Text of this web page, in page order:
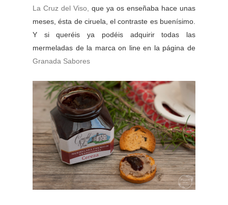
La Cruz del Viso, que ya os enseñaba hace unas
meses, ésta de ciruela, el contraste es buenísimo.
Y si queréis ya podéis adquirir todas las
mermeladas de la marca on line en la página de
Granada Sabores